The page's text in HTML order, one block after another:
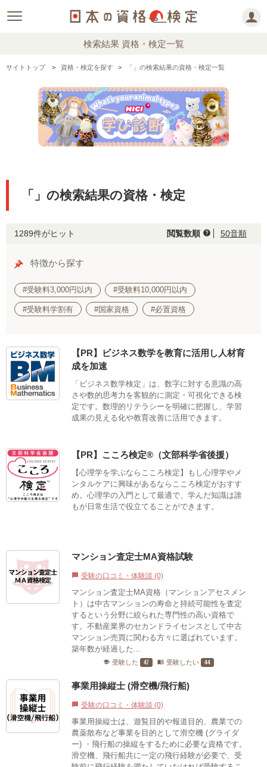
検索結果 資格・検定一覧
サイトトップ 資格・検定を探す 「」の検索結果の資格・検定一覧
「」の検索結果の資格・検定
1289件がヒット 閲覧数順 help 50音順
特徴から探す
#受験料3,000円以内 #受験料10,000円以内
#受験料学割有 #国家資格 #必置資格
【PR】ビジネス数学を教育に活用し人材育
成を加速
「ビジネス数学検定」は、数字に対する意識の高
さや数的思考力を客観的に測定・可視化できる検
定です。数理的リテラシーを明確に把握し、学習
成果の見える化や教育改善に活用できます。
【PR】こころ検定®（文部科学省後援）
【心理学を学ぶならこころ検定】もし心理学やメ
ンタルケアに興味があるならこころ検定がおすす
め。心理学の入門として最適で、学んだ知識は誰
もが日常生活で役立てることができます。
マンション査定士MA資格試験
chat_bubble 受験の口コミ・体験談 (0)
マンション査定士MA資格（マンションアセスメン
ト）は中古マンションの寿命と持続可能性を査定
するという分野に絞られた専門性の高い資格で
す。不動産業界のセカンドライセンスとして中古
マンション売買に関わる方々に選ばれています。
築年数が経過した...
school 受験した 47 menu_book 受験したい 44
事業用操縦士 (滑空機/飛行船)
chat_bubble 受験の口コミ・体験談 (0)
事業用操縦士は、遊覧目的や報道目的、農業での
農薬散布など事業を目的として滑空機 (グライダ
ー) ・飛行船の操縦をするために必要な資格です。
滑空機、飛行船共に一定の飛行経験が必要で、受